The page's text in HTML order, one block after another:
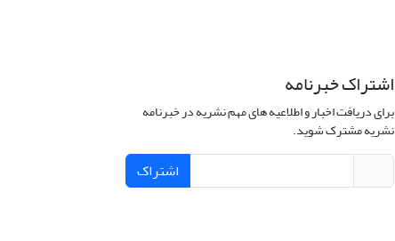
اشتراک خبرنامه
برای دریافت اخبار و اطلاعیه های مهم نشریه در خبرنامه
نشریه مشترک شوید.
اشتراک